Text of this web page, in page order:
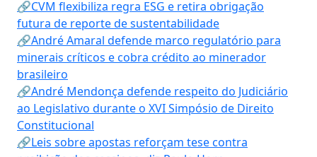
🔗CVM flexibiliza regra ESG e retira obrigação
futura de reporte de sustentabilidade
🔗André Amaral defende marco regulatório para
minerais críticos e cobra crédito ao minerador
brasileiro
🔗André Mendonça defende respeito do Judiciário
ao Legislativo durante o XVI Simpósio de Direito
Constitucional
🔗Leis sobre apostas reforçam tese contra